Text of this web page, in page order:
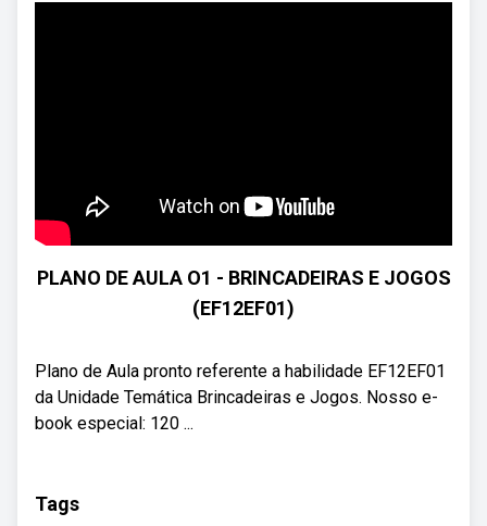
PLANO DE AULA O1 - BRINCADEIRAS E JOGOS
(EF12EF01)
Plano de Aula pronto referente a habilidade EF12EF01
da Unidade Temática Brincadeiras e Jogos. Nosso e-
book especial: 120 ...
Tags